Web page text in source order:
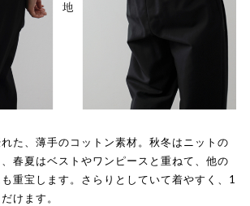
た、薄手のコットン素材。秋冬はニットの
春夏はベストやワンピースと重ねて、他の
重宝します。さらりとしていて着やすく、1
けます。